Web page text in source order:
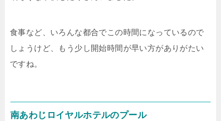
食事など、いろんな都合でこの時間になっているので
しょうけど、もう少し開始時間が早い方がありがたい
ですね。
南あわじロイヤルホテルのプール